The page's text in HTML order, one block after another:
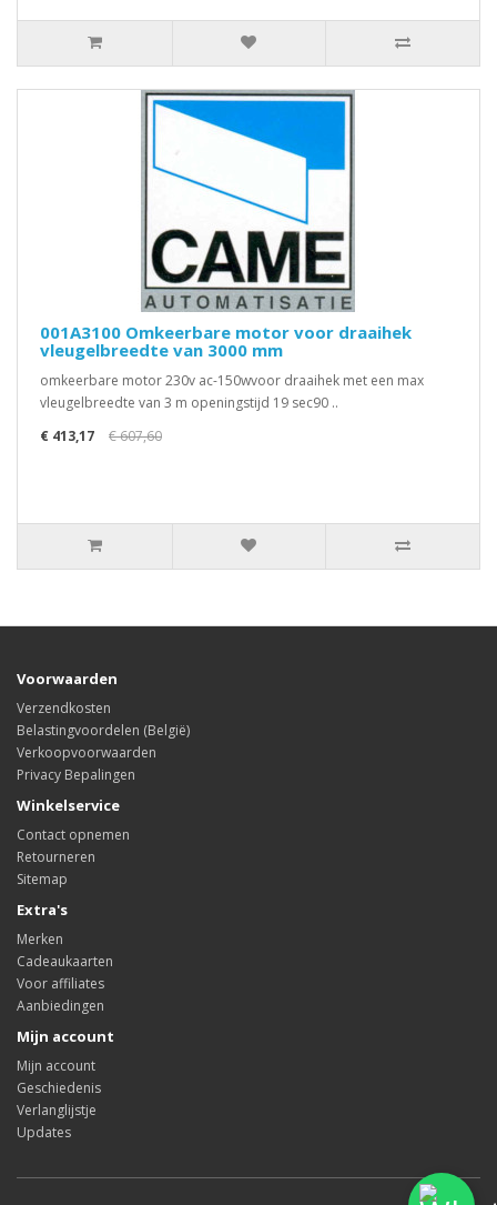
001A3100 Omkeerbare motor voor draaihek
vleugelbreedte van 3000 mm
omkeerbare motor 230v ac-150wvoor draaihek met een max
vleugelbreedte van 3 m openingstijd 19 sec90 ..
€ 413,17
€ 607,60
Voorwaarden
Verzendkosten
Belastingvoordelen (België)
Verkoopvoorwaarden
Privacy Bepalingen
Winkelservice
Contact opnemen
Retourneren
Sitemap
Extra's
Merken
Cadeaukaarten
Voor affiliates
Aanbiedingen
Mijn account
Mijn account
Geschiedenis
Verlanglijstje
Updates